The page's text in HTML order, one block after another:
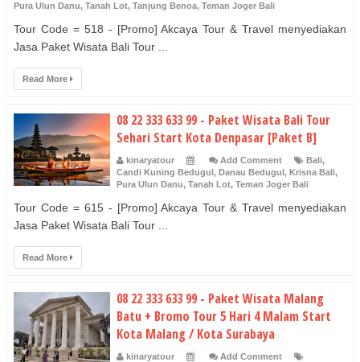
Pura Ulun Danu, Tanah Lot, Tanjung Benoa, Teman Joger Bali
Tour Code = 518 - [Promo] Akcaya Tour & Travel menyediakan
Jasa Paket Wisata Bali Tour ...
Read More
08 22 333 633 99 - Paket Wisata Bali Tour
Sehari Start Kota Denpasar [Paket B]
kinaryatour Add Comment Bali,
Candi Kuning Bedugul, Danau Bedugul, Krisna Bali,
Pura Ulun Danu, Tanah Lot, Teman Joger Bali
Tour Code = 615 - [Promo] Akcaya Tour & Travel menyediakan
Jasa Paket Wisata Bali Tour ...
Read More
08 22 333 633 99 - Paket Wisata Malang
Batu + Bromo Tour 5 Hari 4 Malam Start
Kota Malang / Kota Surabaya
kinaryatour
Add Comment